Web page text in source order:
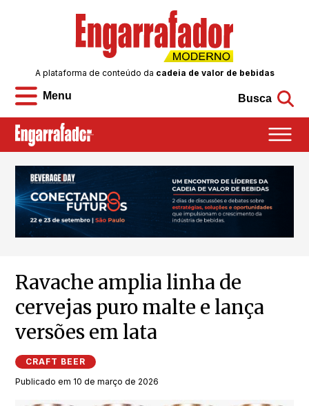
Menu
A plataforma de conteúdo da cadeia de valor de bebidas
Busca
Ravache amplia linha de
cervejas puro malte e lança
versões em lata
CRAFT BEER
Publicado em 10 de março de 2026